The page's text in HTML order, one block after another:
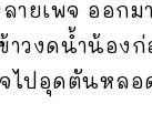
เพจ ออกมา
าวงดน้ำน้อ
จไปอุดตันหล